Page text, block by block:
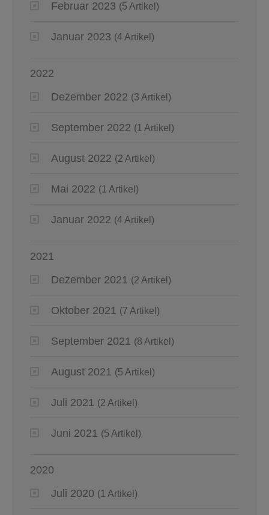
Februar 2023 (5 Artikel)
Januar 2023 (4 Artikel)
2022
Dezember 2022 (3 Artikel)
September 2022 (1 Artikel)
August 2022 (2 Artikel)
Mai 2022 (1 Artikel)
Januar 2022 (4 Artikel)
2021
Dezember 2021 (2 Artikel)
Oktober 2021 (7 Artikel)
September 2021 (8 Artikel)
August 2021 (5 Artikel)
Juli 2021 (2 Artikel)
Juni 2021 (5 Artikel)
2020
Juli 2020 (1 Artikel)